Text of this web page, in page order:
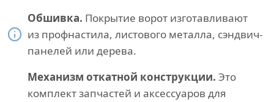
Обшивка. Покрытие ворот изготавливают
из профнастила, листового металла, сэндвич-
панелей или дерева.
Механизм откатной конструкции. Это
комплект запчастей и аксессуаров для